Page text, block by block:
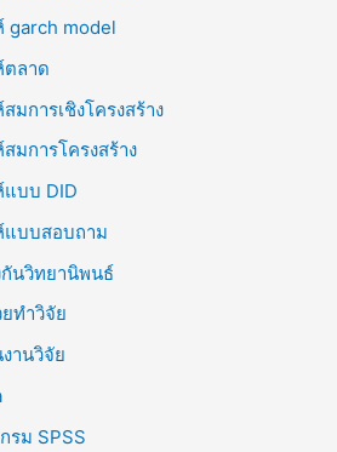
garch model
ตลาด
มการเชิงโครงสร้าง
สมการโครงสร้าง
แบบ DID
แบบสอบถาม
นวิทยานิพนธ์
ทำวิจัย
านวิจัย
รม SPSS